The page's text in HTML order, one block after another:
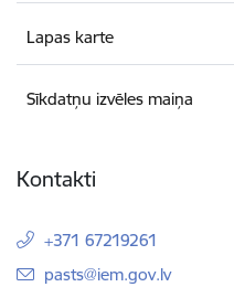
Lapas karte
Sīkdatņu izvēles maiņa
Kontakti
+371 67219261
E-pasts:
pasts@iem.gov.lv